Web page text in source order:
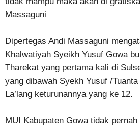
Massaguni
Dipertegas Andi Massaguni
Khalwatiyah Syeikh Yusuf Gowa
Tharekat yang pertama kali di
yang dibawah Syekh Yusuf /
La’lang keturunannya yang ke 12.
MUI Kabupaten Gowa tidak